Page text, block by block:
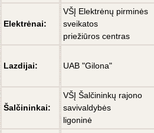
Elektrėnai:
VŠĮ Elektrėnų pirminės
sveikatos
priežiūros centras
Lazdijai: UAB "Gilona"
Šalčininkai:
VŠĮ Šalčininkų rajono
savivaldybės
ligoninė